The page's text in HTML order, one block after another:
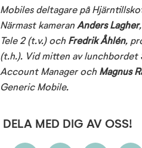
Mobiles deltagare på
Närmast kameran Anders Lagher
Tele 2 (t.v.) och Fredrik Åhlén,
(t.h.). Vid mitten av lunchbordet
Account Manager och Magnus
Generic Mobile.
DELA MED DIG AV OSS!